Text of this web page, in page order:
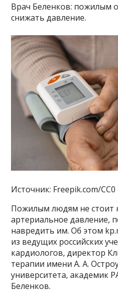
Врач Беленков: пожилым
снижать давление.
Источник: Freepik.com/CC0
Пожилым людям не стоит
артериальное давление,
навредить им. Об этом
из ведущих российских
кардиологов, директор
терапии имени А. А.
университета, академик
Беленков.